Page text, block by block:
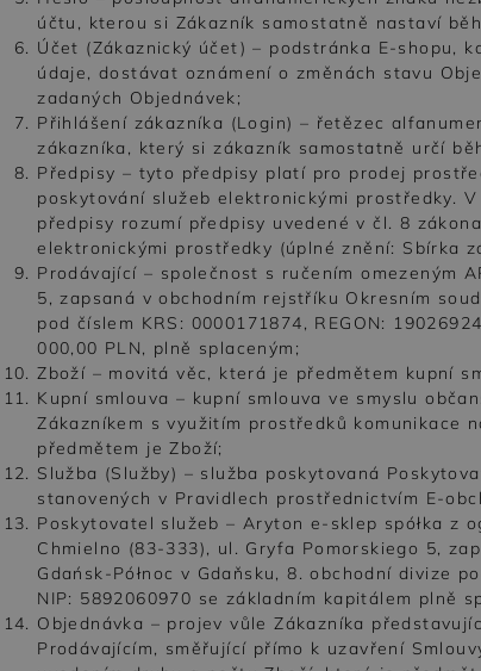
účtu, kterou si Zákazník samostatně nastaví
Účet (Zákaznický účet) – podstránka E-shopu,
údaje, dostávat oznámení o změnách stavu
zadaných Objednávek;
Přihlášení zákazníka (Login) – řetězec
zákazníka, který si zákazník samostatně určí
Předpisy – tyto předpisy platí pro prodej
poskytování služeb elektronickými prostředky.
předpisy rozumí předpisy uvedené v čl. 8
elektronickými prostředky (úplné znění: Sbírka
Prodávající – společnost s ručením omezeným
5, zapsaná v obchodním rejstříku Okresním
pod číslem KRS: 0000171874, REGON:
000,00 PLN, plně splaceným;
Zboží – movitá věc, která je předmětem kupní
Kupní smlouva – kupní smlouva ve smyslu
Zákazníkem s využitím prostředků komunikace
předmětem je Zboží;
Služba (Služby) – služba poskytovaná
stanovených v Pravidlech prostřednictvím E-
Poskytovatel služeb – Aryton e-sklep spółka z
Chmielno (83-333), ul. Gryfa Pomorskiego 5,
Gdańsk-Północ v Gdaňsku, 8. obchodní divize
NIP: 5892060970 se základním kapitálem plně
Objednávka – projev vůle Zákazníka
Prodávajícím, směřující přímo k uzavření